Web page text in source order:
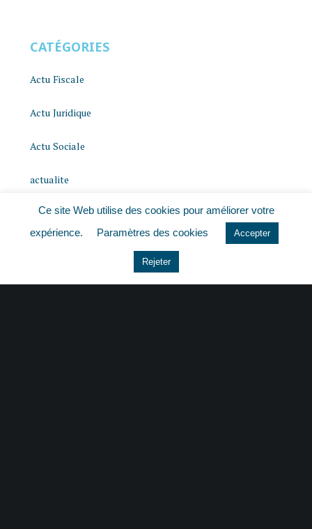
CATÉGORIES
Actu Fiscale
Actu Juridique
Actu Sociale
actualite
histoire
Ce site Web utilise des cookies pour améliorer votre
expérience.
Paramètres des cookies Accepter
Rejeter